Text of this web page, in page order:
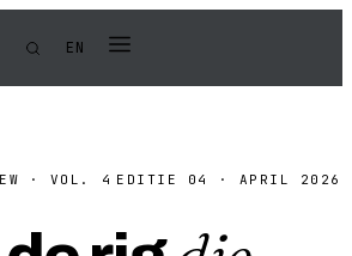
EN
· VOL. 4 EDITIE 04 · APRIL 2026